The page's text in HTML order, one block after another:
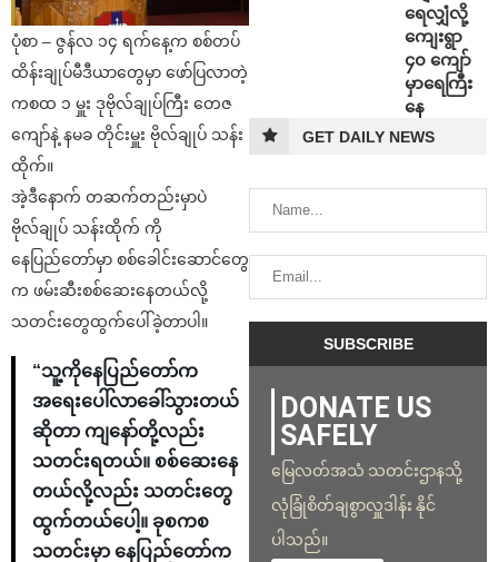
ပုံစာ – ဇွန်လ ၁၄ ရက်နေ့က စစ်တပ်
ထိန်းချုပ်မီဒီယာတွေမှာ ဖော်ပြလာတဲ့
ကစထ ၁ မှူး ဒုဗိုလ်ချုပ်ကြီး တေဇ
ကျော်နဲ့ နမခ တိုင်းမှူး ဗိုလ်ချုပ် သန်း
ထိုက်။
အဲ့ဒီနောက် တဆက်တည်းမှာပဲ
ဗိုလ်ချုပ် သန်းထိုက် ကို
နေပြည်တော်မှာ စစ်ခေါင်းဆောင်တွေ
က ဖမ်းဆီးစစ်ဆေးနေတယ်လို့
သတင်းတွေထွက်ပေါ်ခဲ့တာပါ။
“သူ့ကိုနေပြည်တော်က
အရေးပေါ်လာခေါ်သွားတယ်
ဆိုတာ ကျနော်တို့လည်း
သတင်းရတယ်။ စစ်ဆေးနေ
တယ်လို့လည်း သတင်းတွေ
ထွက်တယ်ပေါ့။ ခုစကစ
သတင်းမှာ နေပြည်တော်က
ရေလျှံလို့
ကျေးရွာ
၄၀ ကျော်
မှာရေကြီး
နေ
GET DAILY NEWS
DONATE US
SAFELY
မြေလတ်အသံ သတင်းဌာနသို့
လုံခြုံစိတ်ချစွာလှူဒါန်း နိုင်
ပါသည်။